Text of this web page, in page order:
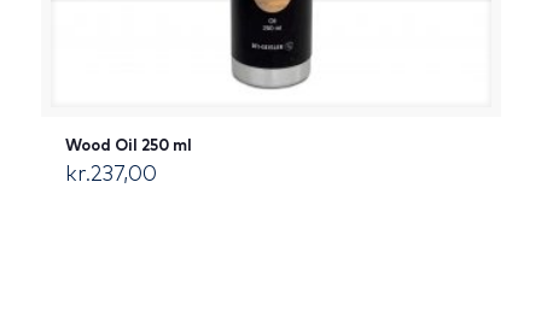
Wood Oil 250 ml
kr.237,00